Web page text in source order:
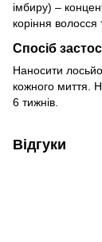
імбиру) –
коріння волосся
Спосіб
Наносити
кожного миття.
6 тижнів.
Відгуки